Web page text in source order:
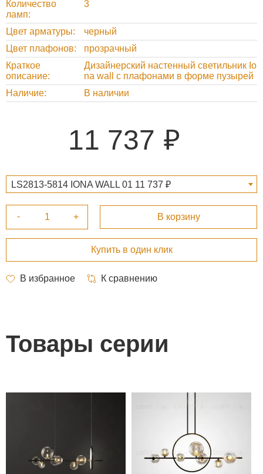
Количество
ламп
3
Цвет арматуры
черный
Цвет плафонов
прозрачный
Краткое
описание
Дизайнерский настенный светильник Io
na wall с плафонами в форме пузырей
Наличие
В наличии
11 737
LS2813-5814 IONA WALL 01 11 737 ₽
Товары серии